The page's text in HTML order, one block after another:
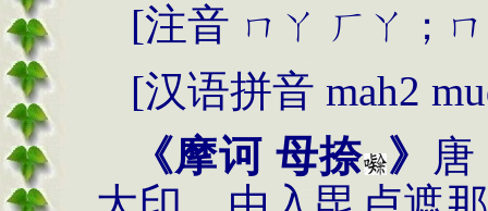
[注音 ㄇㄚ ㄏㄚ；
[汉语拼音 mah2
《摩诃 母捺 》